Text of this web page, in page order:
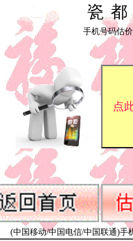
瓷
手机号码估
(中国移动/中国电信/中国联通)